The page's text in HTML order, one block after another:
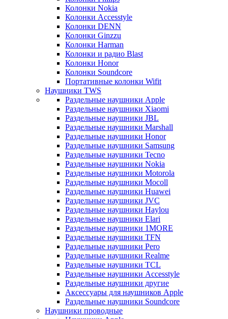
Колонки Nokia
Колонки Accesstyle
Колонки DENN
Колонки Ginzzu
Колонки Harman
Колонки и радио Blast
Колонки Honor
Колонки Soundcore
Портативные колонки Wifit
Наушники TWS
Раздельные наушники Apple
Раздельные наушники Xiaomi
Раздельные наушники JBL
Раздельные наушники Marshall
Раздельные наушники Honor
Раздельные наушники Samsung
Раздельные наушники Tecno
Раздельные наушники Nokia
Раздельные наушники Motorola
Раздельные наушники Mocoll
Раздельные наушники Huawei
Раздельные наушники JVC
Раздельные наушники Haylou
Раздельные наушники Elari
Раздельные наушники 1MORE
Раздельные наушники TFN
Раздельные наушники Pero
Раздельные наушники Realme
Раздельные наушники TCL
Раздельные наушники Accesstyle
Раздельные наушники другие
Аксессуары для наушников Apple
Раздельные наушники Soundcore
Наушники проводные